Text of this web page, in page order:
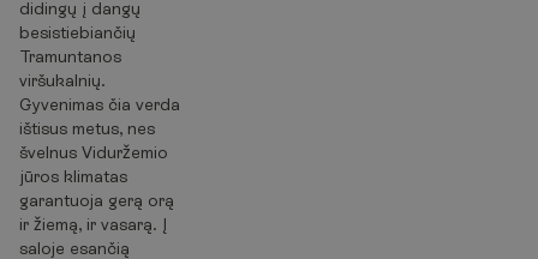
didingų į dangų
besistiebiančių
Tramuntanos
viršukalnių.
Gyvenimas čia verda
ištisus metus, nes
švelnus Viduržemio
jūros klimatas
garantuoja gerą orą
ir žiemą, ir vasarą. Į
saloje esančią